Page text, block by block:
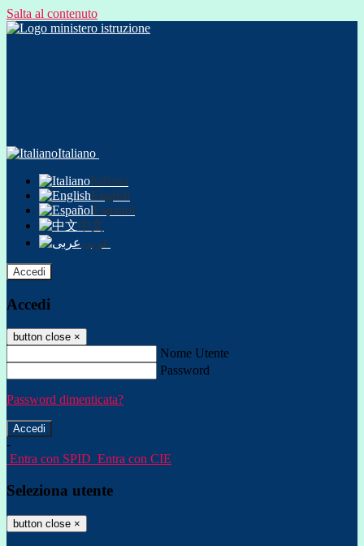
Salta al contenuto
Italiano
Italiano
English
Español
中文
عربى
Accedi
Accedi
button close ×
Nome Utente
Password
Password dimenticata?
-
Entra con SPID Entra con CIE
Seleziona utente
button close ×